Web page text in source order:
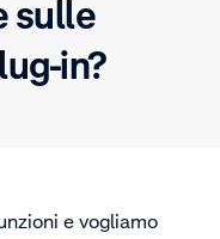
sulle
in?
e vogliamo